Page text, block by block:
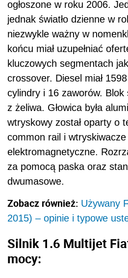
ogłoszone w roku 2006.
jednak światło dzienne w
niezwykle ważny w
końcu miał uzupełniać
kluczowych segmentach
crossover. Diesel miał
cylindry i 16 zaworów. Blok
z żeliwa. Głowica była
wtryskowy został oparty o
common rail i wtryskiwacze
elektromagnetyczne.
za pomocą paska oraz
dwumasowe.
Zobacz również: Używany
2015) – opinie i typowe
Silnik 1.6 Multijet
mocy: